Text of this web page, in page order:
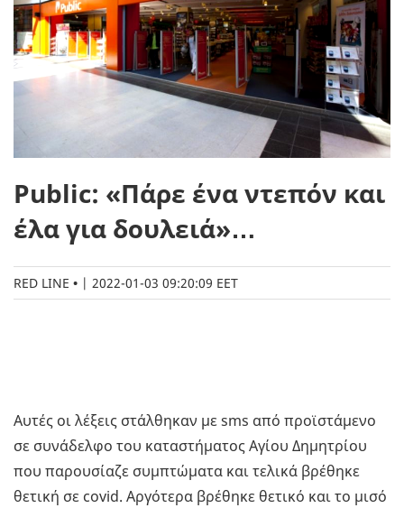
Public: «Πάρε ένα ντεπόν και
έλα για δουλειά»…
RED LINE | 2022-01-03 09:20:09 EET
Αυτές οι λέξεις στάλθηκαν με sms από προϊστάμενο
σε συνάδελφο του καταστήματος Αγίου Δημητρίου
που παρουσίαζε συμπτώματα και τελικά βρέθηκε
θετική σε covid. Αργότερα βρέθηκε θετικό και το μισό